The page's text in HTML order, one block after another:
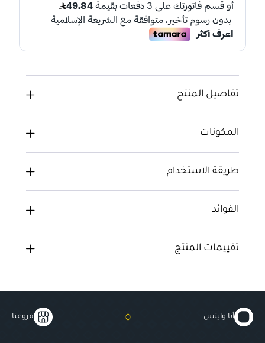
تفاصيل المنتج
المكونات
طريقة الاستخدام
الفوائد
تقييمات المنتج
أنا وايتس فروعنا